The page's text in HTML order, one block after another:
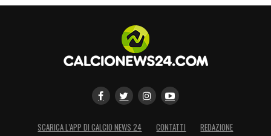
SCARICA L’APP DI CALCIO NEWS 24 CONTATTI
REDAZIONE